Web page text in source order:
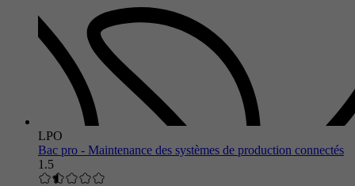
LPO
Bac pro - Maintenance des systèmes de production connectés
1.5